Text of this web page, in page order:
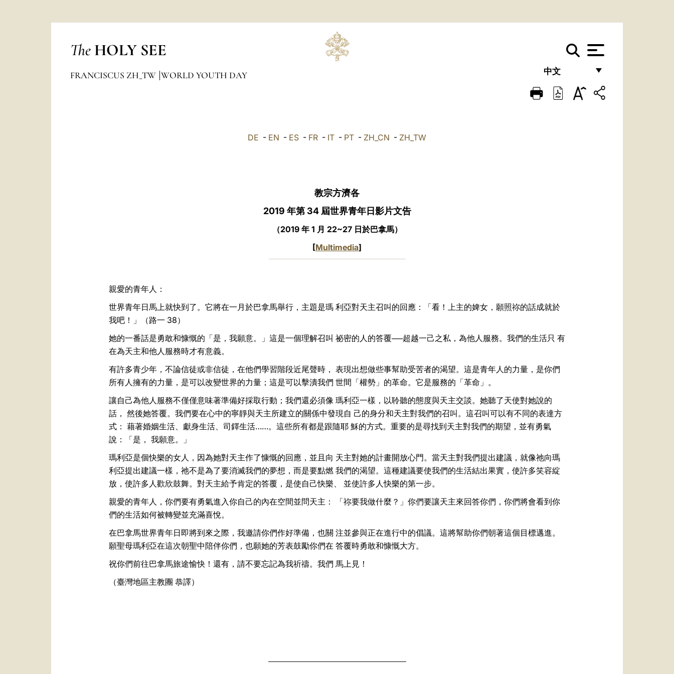
The HOLY SEE
中文
FRANÇAIS
FRANCISCUS ZH_TW WORLD YOUTH DAY
DE - EN - ES - FR - IT - PT - ZH_CN - ZH_TW
教宗⽅濟各
2019 年第 34 屆世界青年⽇影片文告
（2019 年 1 月 22~27 日於巴拿馬）
[Multimedia]
親愛的青年人：
世界青年日馬上就快到了。它將在一月於巴拿馬舉行，主題是瑪 利亞對天主召叫的回應：「看！上主的婢女，願照祢的話成就於
我吧！」（路一 38）
她的一番話是勇敢和慷慨的「是，我願意。」這是一個理解召叫 祕密的人的答覆──超越一己之私，為他人服務。我們的生活只 有
在為天主和他人服務時才有意義。
有許多青少年，不論信徒或非信徒，在他們學習階段近尾聲時， 表現出想做些事幫助受苦者的渴望。這是青年人的力量，是你們
所有人擁有的力量，是可以改變世界的力量；這是可以擊潰我們 世間「權勢」的革命。它是服務的「革命」。
讓自己為他人服務不僅僅意味著準備好採取行動；我們還必須像 瑪利亞一樣，以聆聽的態度與天主交談。她聽了天使對她說的
話， 然後她答覆。我們要在心中的寧靜與天主所建立的關係中發現自 己的身分和天主對我們的召叫。這召叫可以有不同的表達方
式： 藉著婚姻生活、獻身生活、司鐸生活……。這些所有都是跟隨耶 穌的方式。重要的是尋找到天主對我們的期望，並有勇氣
說：「是， 我願意。」
瑪利亞是個快樂的女人，因為她對天主作了慷慨的回應，並且向 天主對她的計畫開放心門。當天主對我們提出建議，就像祂向瑪
利亞提出建議一樣，祂不是為了要消滅我們的夢想，而是要點燃 我們的渴望。這種建議要使我們的生活結出果實，使許多笑容綻
放，使許多人歡欣鼓舞。對天主給予肯定的答覆，是使自己快樂、 並使許多人快樂的第一步。
親愛的青年人，你們要有勇氣進入你自己的內在空間並問天主： 「祢要我做什麼？」你們要讓天主來回答你們，你們將會看到你
們的生活如何被轉變並充滿喜悅。
在巴拿馬世界青年日即將到來之際，我邀請你們作好準備，也關 注並參與正在進行中的倡議。這將幫助你們朝著這個目標邁進。
願聖母瑪利亞在這次朝聖中陪伴你們，也願她的芳表鼓勵你們在 答覆時勇敢和慷慨大方。
祝你們前往巴拿馬旅途愉快！還有，請不要忘記為我祈禱。我們 馬上見！
（臺灣地區主教團 恭譯）